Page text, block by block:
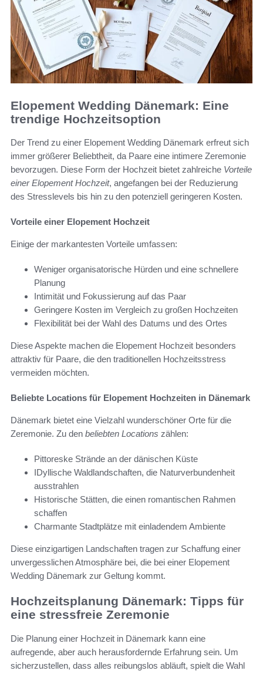
Elopement Wedding Dänemark: Eine
trendige Hochzeitsoption
Der Trend zu einer Elopement Wedding Dänemark erfreut sich
immer größerer Beliebtheit, da Paare eine intimere Zeremonie
bevorzugen. Diese Form der Hochzeit bietet zahlreiche Vorteile
einer Elopement Hochzeit, angefangen bei der Reduzierung
des Stresslevels bis hin zu den potenziell geringeren Kosten.
Vorteile einer Elopement Hochzeit
Einige der markantesten Vorteile umfassen:
Weniger organisatorische Hürden und eine schnellere
Planung
Intimität und Fokussierung auf das Paar
Geringere Kosten im Vergleich zu großen Hochzeiten
Flexibilität bei der Wahl des Datums und des Ortes
Diese Aspekte machen die Elopement Hochzeit besonders
attraktiv für Paare, die den traditionellen Hochzeitsstress
vermeiden möchten.
Beliebte Locations für Elopement Hochzeiten in Dänemark
Dänemark bietet eine Vielzahl wunderschöner Orte für die
Zeremonie. Zu den beliebten Locations zählen:
Pittoreske Strände an der dänischen Küste
IDyllische Waldlandschaften, die Naturverbundenheit
ausstrahlen
Historische Stätten, die einen romantischen Rahmen
schaffen
Charmante Stadtplätze mit einladendem Ambiente
Diese einzigartigen Landschaften tragen zur Schaffung einer
unvergesslichen Atmosphäre bei, die bei einer Elopement
Wedding Dänemark zur Geltung kommt.
Hochzeitsplanung Dänemark: Tipps für
eine stressfreie Zeremonie
Die Planung einer Hochzeit in Dänemark kann eine
aufregende, aber auch herausfordernde Erfahrung sein. Um
sicherzustellen, dass alles reibungslos abläuft, spielt die Wahl